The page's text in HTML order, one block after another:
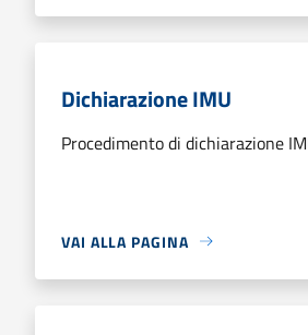
Dichiarazione IMU
Procedimento di dichiarazione
VAI ALLA PAGINA